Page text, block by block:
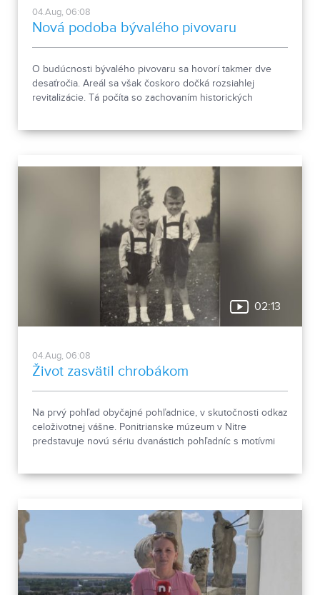
04.Aug, 06:08
Nová podoba bývalého pivovaru
O budúcnosti bývalého pivovaru sa hovorí takmer dve
desaťročia. Areál sa však čoskoro dočká rozsiahlej
revitalizácie. Tá počíta so zachovaním historických
02:13
04.Aug, 06:08
Život zasvätil chrobákom
Na prvý pohľad obyčajné pohľadnice, v skutočnosti odkaz
celoživotnej vášne. Ponitrianske múzeum v Nitre
predstavuje novú sériu dvanástich pohľadníc s motívmi
odchode.